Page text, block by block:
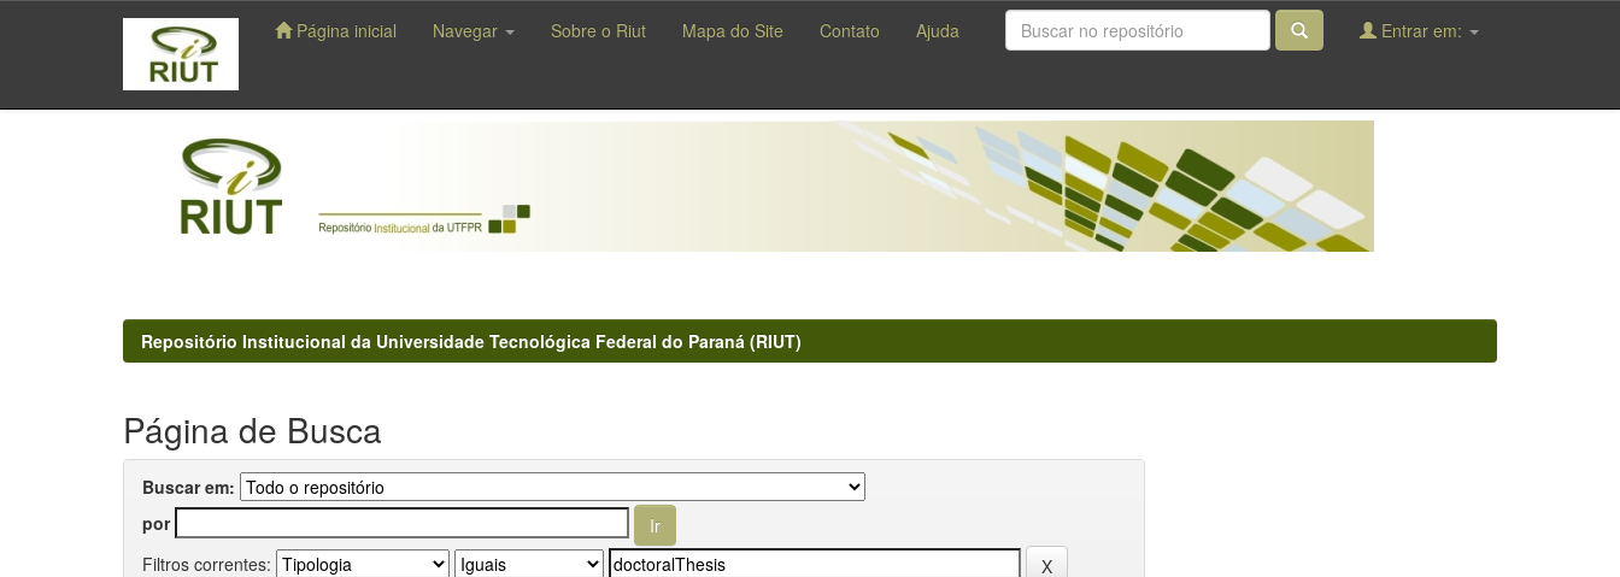
navigation
Página inicial Navegar Sobre o Riut Mapa do Site Contato Ajuda Entrar em:
Repositório Institucional da Universidade Tecnológica Federal do Paraná (RIUT)
Página de Busca
Buscar em:
por
Filtros correntes: